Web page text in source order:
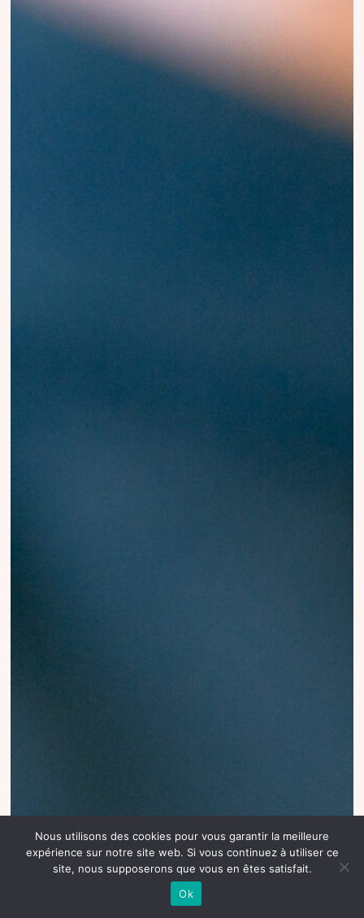
Nous utilisons des cookies pour vous garantir la meilleure
expérience sur notre site web. Si vous continuez à utiliser ce
site, nous supposerons que vous en êtes satisfait.
Ok